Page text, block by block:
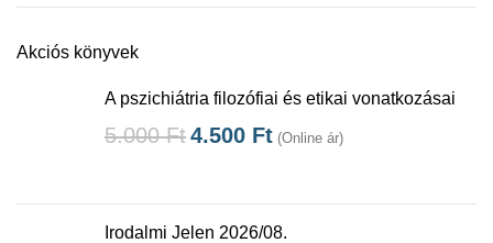
Akciós könyvek
A pszichiátria filozófiai és etikai vonatkozásai
5.000Ft4.500 Ft (Online ár)
Irodalmi Jelen 2026/08.